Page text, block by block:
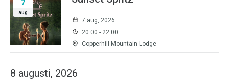
7
aug
7 aug, 2026
20:00 - 22:00
Copperhill Mountain Lodge
8 augusti, 2026